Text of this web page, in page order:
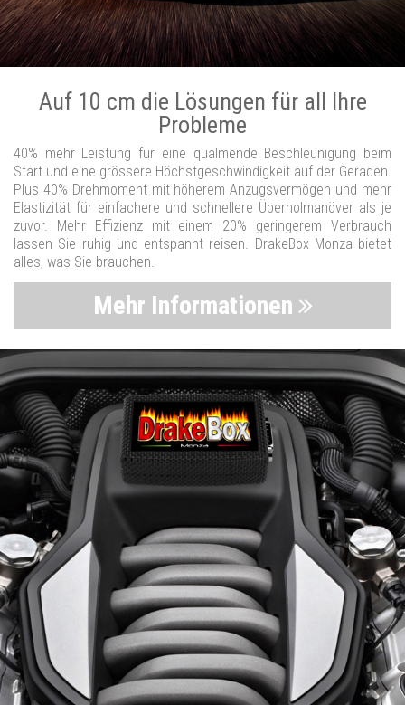
Auf 10 cm die Lösungen für all Ihre
Probleme
40% mehr Leistung für eine qualmende Beschleunigung beim
Start und eine grössere Höchstgeschwindigkeit auf der Geraden.
Plus 40% Drehmoment mit höherem Anzugsvermögen und mehr
Elastizität für einfachere und schnellere Überholmanöver als je
zuvor. Mehr Effizienz mit einem 20% geringerem Verbrauch
lassen Sie ruhig und entspannt reisen. DrakeBox Monza bietet
alles, was Sie brauchen.
Mehr Informationen